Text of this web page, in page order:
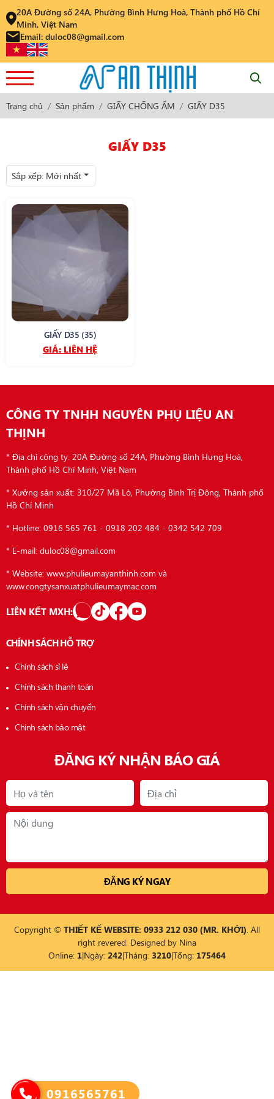
20A Đường số 24A, Phường Bình Hưng Hoà, Thành phố Hồ Chí
Minh, Việt Nam
Email: duloc08@gmail.com
Trang chủ Sản phẩm GIẤY CHỐNG ẨM GIẤY D35
GIẤY D35
Sắp xếp: Mới nhất
GIẤY D35 (35)
GIÁ: LIÊN HỆ
CÔNG TY TNHH NGUYÊN PHỤ LIỆU AN
THỊNH
* Địa chỉ công ty: 20A Đường số 24A, Phường Bình Hưng Hoà,
Thành phố Hồ Chí Minh, Việt Nam
* Xưởng sản xuất: 310/27 Mã Lò, Phường Bình Trị Đông, Thành phố
Hồ Chí Minh
* Hotline: 0916 565 761 - 0918 202 484 - 0342 542 709
* E-mail: duloc08@gmail.com
* Website: www.phulieumayanthinh.com và
www.congtysanxuatphulieumaymac.com
LIÊN KẾT MXH:
CHÍNH SÁCH HỖ TRỢ
Chính sách sỉ lẻ
Chính sách thanh toán
Chính sách vận chuyển
Chính sách bảo mật
ĐĂNG KÝ NHẬN BÁO GIÁ
Copyright © THIẾT KẾ WEBSITE: 0933 212 030 (MR. KHỞI). All
right revered. Designed by Nina
Online: 1|Ngày: 242|Tháng: 3210|Tổng: 175464
0916565761